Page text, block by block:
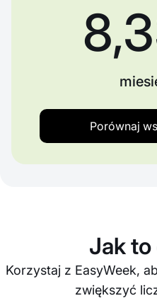
Porównaj
Jak to
Korzystaj z EasyWeek,
zwiększyć